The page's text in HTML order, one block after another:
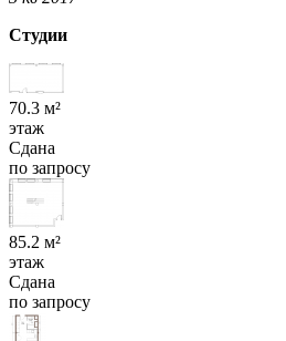
Студии
70.3 м²
этаж
Сдана
по запросу
85.2 м²
этаж
Сдана
по запросу